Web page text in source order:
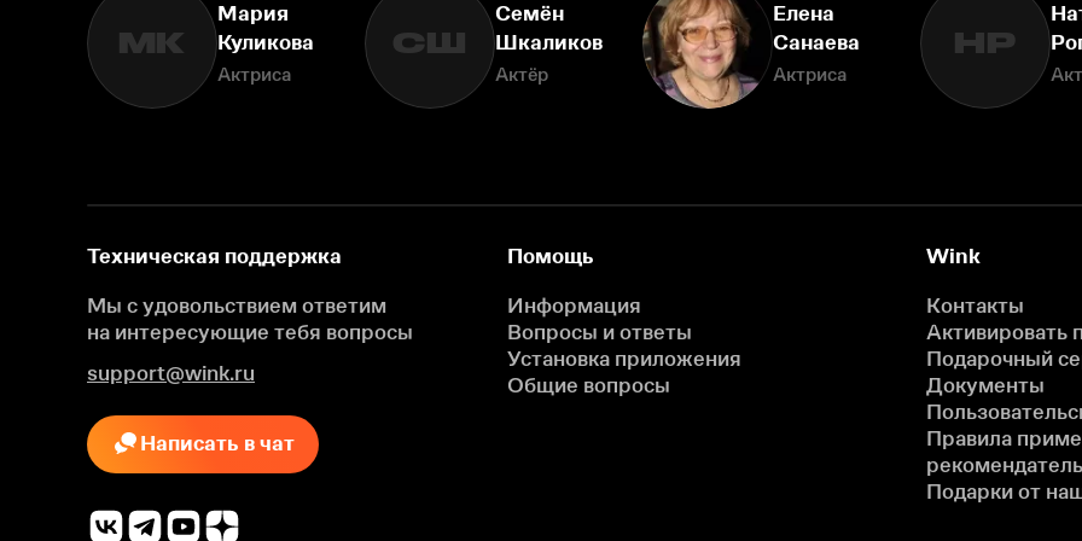
МК
Мария
Куликова
Актриса
СШ
Семён
Шкаликов
Актёр
Елена
Санаева
Актриса
НР
Техническая поддержка
Мы с удовольствием ответим
на интересующие тебя вопросы
support@wink.ru
Написать в чат
Помощь
Информация
Вопросы и ответы
Установка приложения
Общие вопросы
Wink
Контакты
Активировать
Подарочный
Документы
Правила
Подарки от